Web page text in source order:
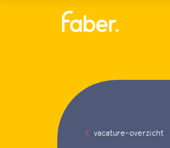
vacature-overzicht